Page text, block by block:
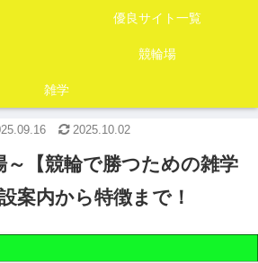
優良サイト一覧
競輪場
雑学
～【競輪で勝つための雑学
案内から特徴まで！
2025.10.02